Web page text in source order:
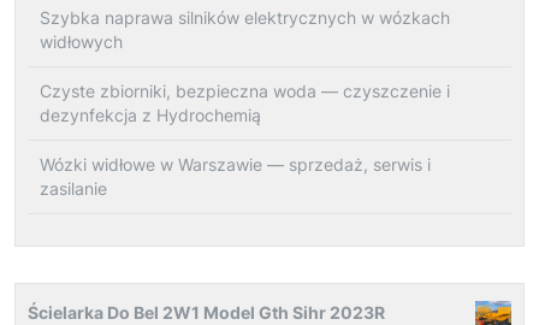
Szybka naprawa silników elektrycznych w wózkach
widłowych
Czyste zbiorniki, bezpieczna woda — czyszczenie i
dezynfekcja z Hydrochemią
Wózki widłowe w Warszawie — sprzedaż, serwis i
zasilanie
Ścielarka Do Bel 2W1 Model Gth Sihr 2023R